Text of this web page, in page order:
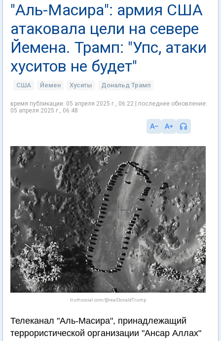
"Аль-Масира": армия США
атаковала цели на севере
Йемена. Трамп: "Упс, атаки
хуситов не будет"
США Йемен Хуситы Дональд Трамп
время публикации: 05 апреля 2025 г., 06:22 | последнее обновление:
05 апреля 2025 г., 06:48
truthsocial.com/@realDonaldTrump
Телеканал "Аль-Масира", принадлежащий
террористической организации "Ансар Аллах"